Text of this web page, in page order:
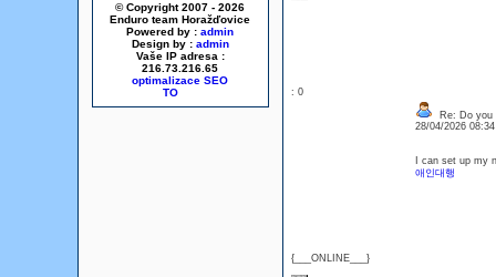
© Copyright 2007 - 2026
Enduro team Horažďovice
Powered by : admin
Design by : admin
Vaše IP adresa :
216.73.216.65
optimalizace SEO
: 0
{___ONLINE___}
Re: Do you
28/04/2026
I can set up my
애인대행